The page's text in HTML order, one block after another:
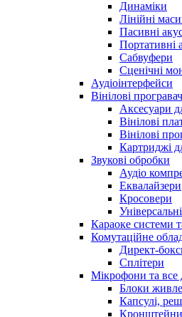
Динаміки
Лінійні
Пасивні
Портативні
Сабвуфери
Сценічні
Аудіоінтерфейси
Вінілові
Аксесуари
Вінілові
Вінілові
Картриджі
Звукові обробки
Аудіо
Еквалайзери
Кросовери
Караоке системи
Комутаційне
Директ-
Сплітери
Мікрофони та все
Блоки
Капсулі,